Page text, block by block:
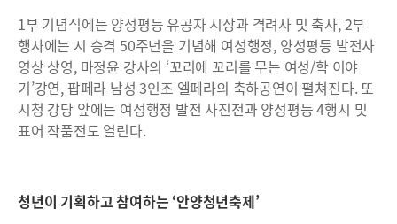
1부 기념식에는 양성평등 유공자 시상과 격려사 및 축사, 2부
행사에는 시 승격 50주년을 기념해 여성행정, 양성평등 발전사
영상 상영, 마정윤 강사의 ‘꼬리에 꼬리를 무는 여성/학 이야
기’강연, 팝페라 남성 3인조 엘페라의 축하공연이 펼쳐진다. 또
시청 강당 앞에는 여성행정 발전 사진전과 양성평등 4행시 및
표어 작품전도 열린다.
청년이 기획하고 참여하는 ‘안양청년축제’